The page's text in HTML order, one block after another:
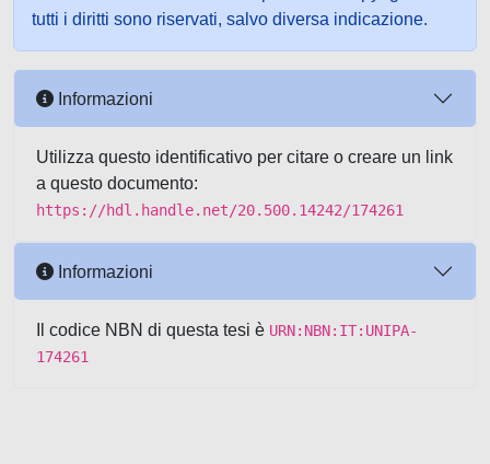
tutti i diritti sono riservati, salvo diversa indicazione.
Informazioni
Utilizza questo identificativo per citare o creare un link
a questo documento:
https://hdl.handle.net/20.500.14242/174261
Informazioni
Il codice NBN di questa tesi è URN:NBN:IT:UNIPA-
174261